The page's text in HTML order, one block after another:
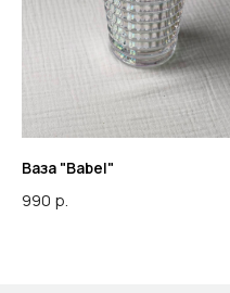
Ваза "Babel"
990 р.